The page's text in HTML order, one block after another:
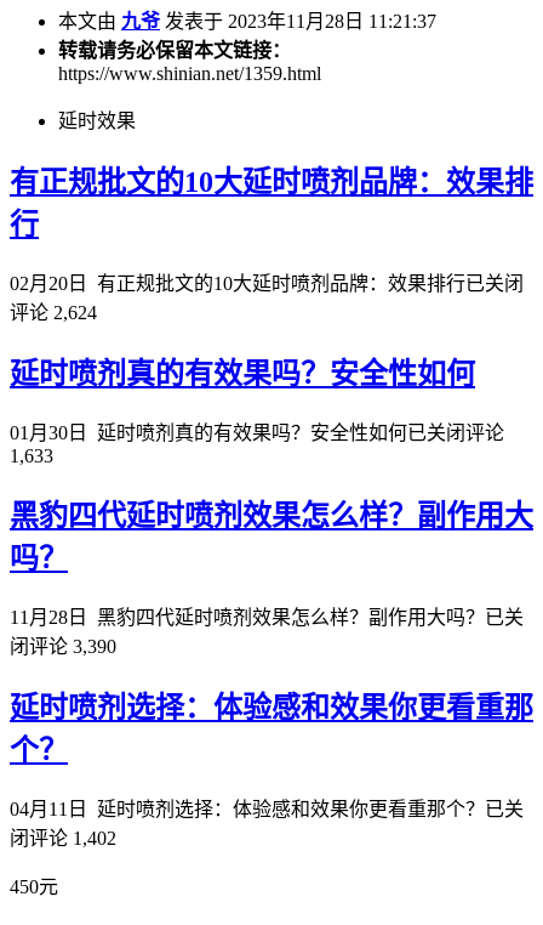
本文由 九爷发表于 2023年11月28日 11:21:37
转载请务必保留本文链接：
https://www.shinian.net/1359.html
延时效果
有正规批文的10大延时喷剂品牌：效果排
行
02月20日 有正规批文的10大延时喷剂品牌：效果排行已关闭
评论 2,624
延时喷剂真的有效果吗？安全性如何
01月30日 延时喷剂真的有效果吗？安全性如何已关闭评论
1,633
黑豹四代延时喷剂效果怎么样？副作用大
吗？
11月28日 黑豹四代延时喷剂效果怎么样？副作用大吗？ 已关
闭评论 3,390
延时喷剂选择：体验感和效果你更看重那
个？
04月11日 延时喷剂选择：体验感和效果你更看重那个？ 已关
闭评论 1,402
450元